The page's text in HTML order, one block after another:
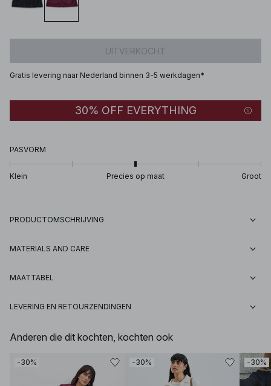
UITVERKOCHT
Gratis levering naar Nederland binnen 3-5 werkdagen*
30% OFF EVERYTHING
PASVORM
Klein Precies op maat Groot
PRODUCTOMSCHRIJVING
MATERIALS AND CARE
MAATTABEL
LEVERING EN RETOURZENDINGEN
Anderen die dit kochten, kochten ook
-30% -30% -30%